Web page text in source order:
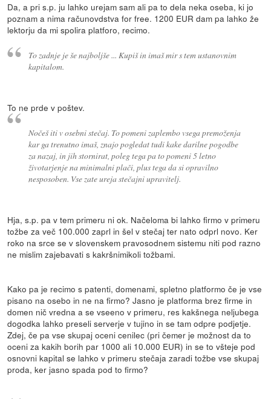
Da, a pri s.p. ju lahko urejam sam ali pa to dela neka oseba, ki jo
poznam a nima računovdstva for free. 1200 EUR dam pa lahko že
lektorju da mi spolira platforo, recimo.
To zadnje je še najboljše ... Kupiš in imaš mir s tem ustanovnim
kapitalom.
To ne prde v poštev.
Nočeš iti v osebni stečaj. To pomeni zaplembo vsega premoženja
kar ga trenutno imaš, znajo pogledat tudi kake darilne pogodbe
za nazaj, in jih stornirat, poleg tega pa to pomeni 5 letno
životarjenje na minimalni plači, plus tega da si opravilno
nesposoben. Vse zate ureja stečajni upravitelj.
Hja, s.p. pa v tem primeru ni ok. Načeloma bi lahko firmo v primeru
tožbe za več 100.000 zaprl in šel v stečaj ter nato odprl novo. Ker
roko na srce se v slovenskem pravosodnem sistemu niti pod razno
ne mislim zajebavati s kakršnimikoli tožbami.
Kako pa je recimo s patenti, domenami, spletno platformo če je vse
pisano na osebo in ne na firmo? Jasno je platforma brez firme in
domen nič vredna a se vseeno v primeru, res kakšnega neljubega
dogodka lahko preseli serverje v tujino in se tam odpre podjetje.
Zdej, če pa vse skupaj oceni cenilec (pri čemer je možnost da to
oceni za kakih borih par 1000 ali 10.000 EUR) in se to všteje pod
osnovni kapital se lahko v primeru stečaja zaradi tožbe vse skupaj
proda, ker jasno spada pod to firmo?